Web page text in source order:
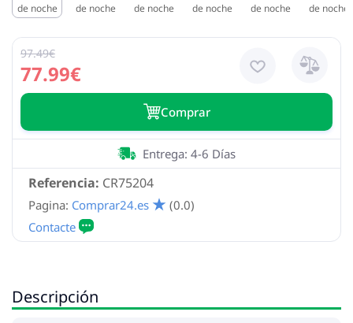
77.99€
97.49€
Сomprar
Referencia: CR75204
Entrega: 4-6 Días
Pagina: Comprar24.es (0.0)
Descripción